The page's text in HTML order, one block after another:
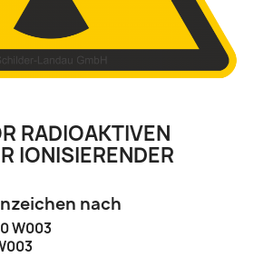
RADIOAKTIVEN
IONISIERENDER
nach
W003